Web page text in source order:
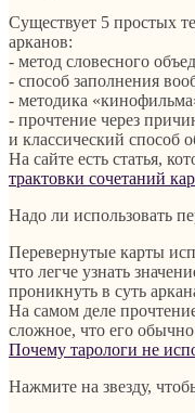
Существует 5 простых
арканов:
- метод словесного
- способ заполнения
- методика
- прочтение через
и классический способ
На сайте есть статья,
трактовки сочетаний
Надо ли использовать
Перевернутые карты
что легче узнать
проникнуть в суть
На самом деле
сложное, что его
Почему тарологи не
Нажмите на звезду,